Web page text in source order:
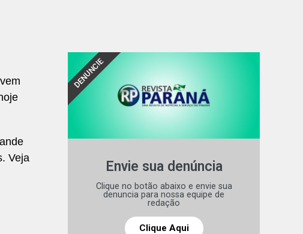
Veja
Envie sua denúncia
Clique no botão abaixo e envie sua
denuncia para nossa equipe de
redação
Clique Aqui
DENUNCIE